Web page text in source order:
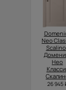
Neo
Нео
26 945